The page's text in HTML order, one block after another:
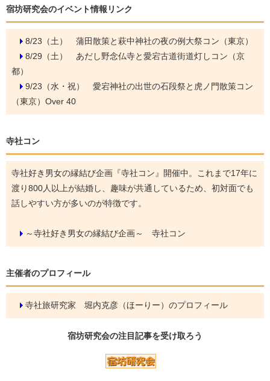
宿坊研究会のイベント情報リンク
8/23（土） 蒲田散策と萩中神社の夜の例大祭コン（東京）
8/29（土） あだし野念仏寺と愛宕古道街道灯しコン（京
都）
9/23（水・祝） 愛宕神社の出世の石段祭と虎ノ門散策コン
（東京）Over 40
寺社コン
寺社好き男女の縁結び企画『寺社コン』開催中。これまで17年に
渡り800人以上が結婚し、趣味が共通しているため、初対面でも
話しやすい方が多いのが特徴です。
～寺社好き男女の縁結び企画～ 寺社コン
主催者のプロフィール
寺社旅研究家 堀内克彦（ほーりー）のプロフィール
宿坊研究会の注目記事を受け取ろう